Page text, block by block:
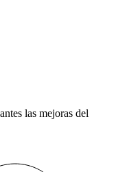
las mejoras del